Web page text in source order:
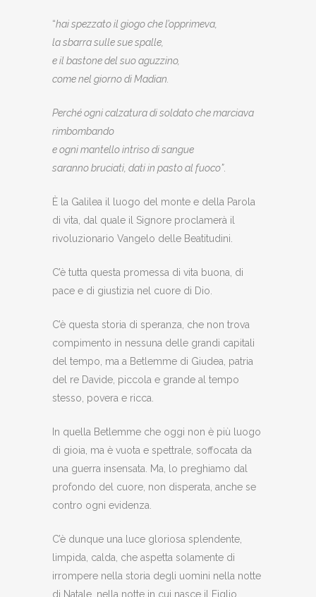
“hai spezzato il giogo che l’opprimeva,
la sbarra sulle sue spalle,
e il bastone del suo aguzzino,
come nel giorno di Madian.
Perché ogni calzatura di soldato che marciava
rimbombando
e ogni mantello intriso di sangue
saranno bruciati, dati in pasto al fuoco”.
È la Galilea il luogo del monte e della Parola
di vita, dal quale il Signore proclamerà il
rivoluzionario Vangelo delle Beatitudini.
C’è tutta questa promessa di vita buona, di
pace e di giustizia nel cuore di Dio.
C’è questa storia di speranza, che non trova
compimento in nessuna delle grandi capitali
del tempo, ma a Betlemme di Giudea, patria
del re Davide, piccola e grande al tempo
stesso, povera e ricca.
In quella Betlemme che oggi non è più luogo
di gioia, ma è vuota e spettrale, soffocata da
una guerra insensata. Ma, lo preghiamo dal
profondo del cuore, non disperata, anche se
contro ogni evidenza.
C’è dunque una luce gloriosa splendente,
limpida, calda, che aspetta solamente di
irrompere nella storia degli uomini nella notte
di Natale, nella notte in cui nasce il Figlio